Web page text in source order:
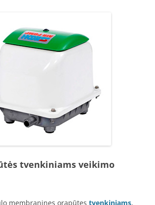
tvenkiniams veikimo
membranines orapūtes tvenkiniams,